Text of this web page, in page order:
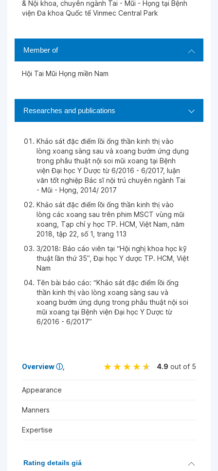
& Nội khoa, chuyên ngành Tai - Mũi - Họng tại Bệnh
viện Đa khoa Quốc tế Vinmec Central Park
Member of
Hội Tai Mũi Họng miền Nam
Researches and publications
Khảo sát đặc điểm lồi ống thần kinh thị vào
lòng xoang sàng sau và xoang bướm ứng dụng
trong phẫu thuật nội soi mũi xoang tại Bệnh
viện Đại học Y Dược từ 6/2016 - 6/2017, luận
văn tốt nghiệp Bác sĩ nội trú chuyên ngành Tai
- Mũi - Họng, 2014/ 2017
Khảo sát đặc điểm lồi ống thần kinh thị vào
lòng các xoang sau trên phim MSCT vùng mũi
xoang, Tạp chí y học TP. HCM, Việt Nam, năm
2018, tập 22, số 1, trang 113
3/2018: Báo cáo viên tại “Hội nghị khoa học kỹ
thuật lần thứ 35”, Đại học Y dược TP. HCM, Việt
Nam
Tên bài báo cáo: “Khảo sát đặc điểm lồi ống
thần kinh thị vào lòng xoang sàng sau và
xoang bướm ứng dụng trong phẫu thuật nội soi
mũi xoang tại Bệnh viện Đại học Y Dược từ
6/2016 - 6/2017”
Overviewⓘ 4.9 out of 5
Appearance
Manners
Expertise
Rating details giá